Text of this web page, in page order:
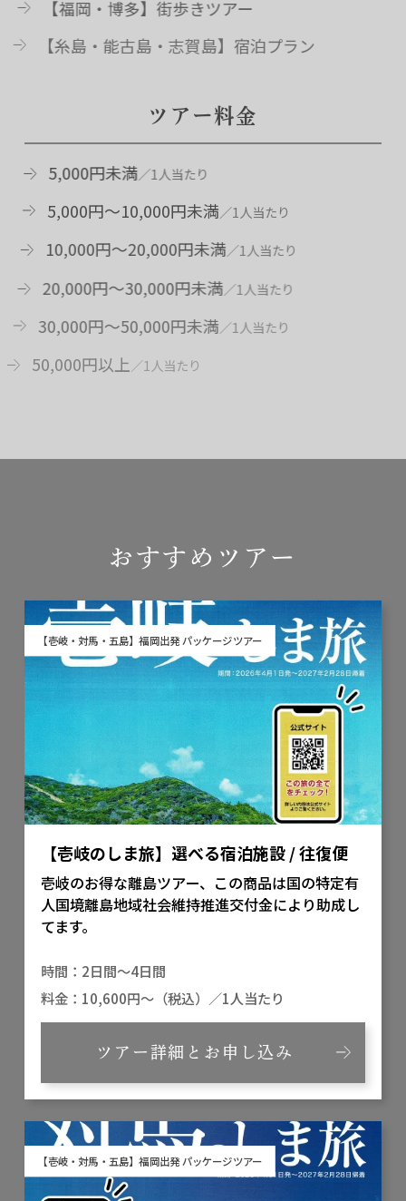
【福岡・博多】街歩きツアー
【糸島・能古島・志賀島】宿泊プラン
ツア ー料金
5,000円未満
5,000円～10,000円未満
10,000円～20,000円未満
20,000円～30,000円未満
30,000円～50,000円未満
50,000円以上
おすすめツアー
【壱岐・対馬・五島】福岡出発 パッケージツアー
【壱岐のしま旅】選べる宿泊施設 / 往復便
壱岐のお得な離島ツアー、この商品は国の特定有
人国境離島地域社会維持推進交付金により助成し
てます。
2日間～4日間
10,600円～（税込）／1人当たり
ツアー詳細とお申し込み
【壱岐・対馬・五島】福岡出発 パッケージツアー